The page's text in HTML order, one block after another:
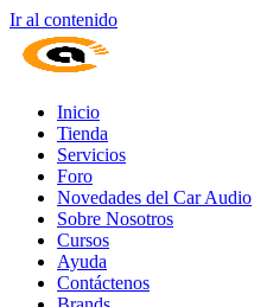
Ir al contenido
Inicio
Tienda
Servicios
Foro
Novedades del Car Audio
Sobre Nosotros
Cursos
Ayuda
Contáctenos